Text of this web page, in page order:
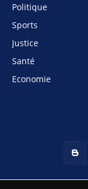
Politique
Sports
Justice
Santé
Economie